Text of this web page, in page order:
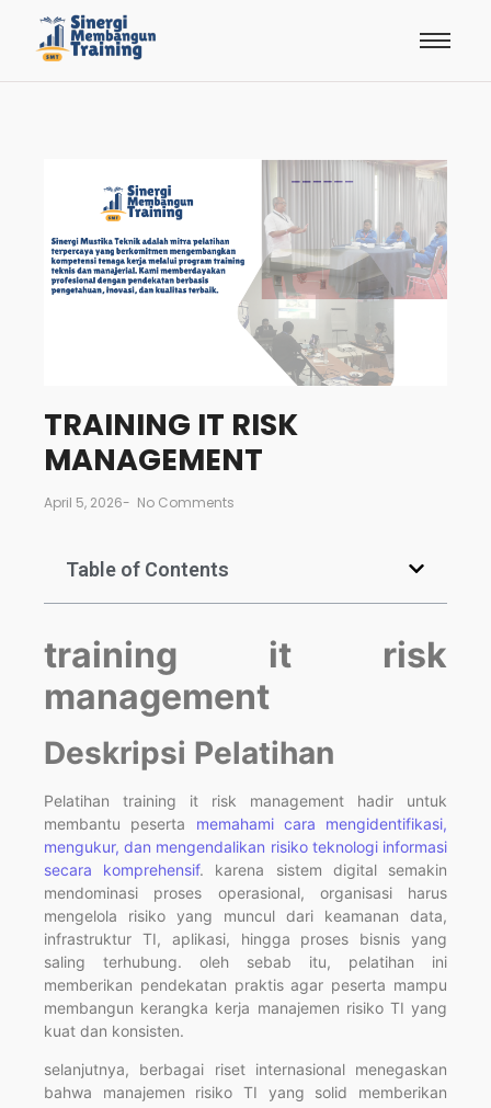
TRAINING IT RISK
MANAGEMENT
April 5, 2026- No Comments
Table of Contents
training it risk
management
Deskripsi Pelatihan
Pelatihan training it risk management hadir untuk
membantu peserta memahami cara mengidentifikasi,
mengukur, dan mengendalikan risiko teknologi informasi
secara komprehensif. karena sistem digital semakin
mendominasi proses operasional, organisasi harus
mengelola risiko yang muncul dari keamanan data,
infrastruktur TI, aplikasi, hingga proses bisnis yang
saling terhubung. oleh sebab itu, pelatihan ini
memberikan pendekatan praktis agar peserta mampu
membangun kerangka kerja manajemen risiko TI yang
kuat dan konsisten.
selanjutnya, berbagai riset internasional menegaskan
bahwa manajemen risiko TI yang solid memberikan